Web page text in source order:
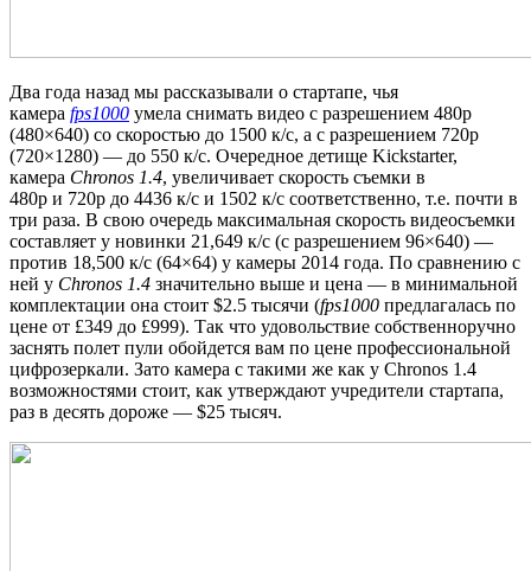
Два года назад мы рассказывали о стартапе, чья
камера fps1000 умела снимать видео с разрешением 480p
(480×640) со скоростью до 1500 к/с, а с разрешением 720p
(720×1280) — до 550 к/с. Очередное детище Kickstarter,
камера Chronos 1.4, увеличивает скорость съемки в
480p и 720p до 4436 к/с и 1502 к/с соответственно, т.е. почти в
три раза. В свою очередь максимальная скорость видеосъемки
составляет у новинки 21,649 к/с (с разрешением 96×640) —
против 18,500 к/с (64×64) у камеры 2014 года. По сравнению с
ней у Chronos 1.4 значительно выше и цена — в минимальной
комплектации она стоит $2.5 тысячи (fps1000 предлагалась по
цене от £349 до £999). Так что удовольствие собственноручно
заснять полет пули обойдется вам по цене профессиональной
цифрозеркали. Зато камера с такими же как у Chronos 1.4
возможностями стоит, как утверждают учредители стартапа,
раз в десять дороже — $25 тысяч.